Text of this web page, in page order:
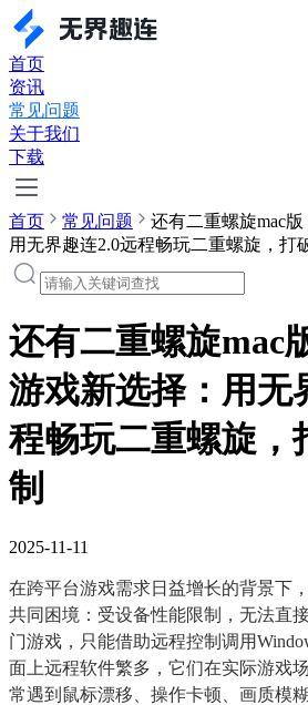
首页
资讯
常见问题
关于我们
下载
首页 常见问题
还有二重螺旋mac版
用无界趣连2.0远程畅玩二重螺旋，打
还有二重螺旋mac
游戏新选择：用无
程畅玩二重螺旋，
制
2025-11-11
在跨平台游戏需求日益增长的背景下
共同困境：受设备性能限制，无法直
门游戏，只能借助远程控制调用
面上远程软件繁多，它们在实际游戏
常遇到鼠标漂移、操作卡顿、画质模